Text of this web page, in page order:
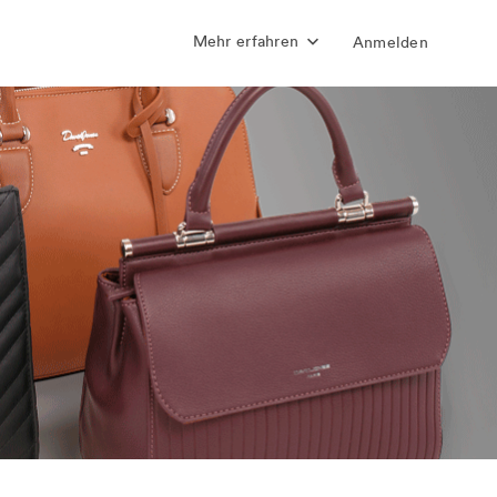
Mehr erfahren Anmelden